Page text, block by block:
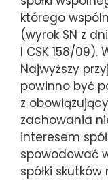
którego
(wyrok SN z
I CSK 158/
Najwyższy
powinno być
z
zachowania
interesem
spowodować
spółki